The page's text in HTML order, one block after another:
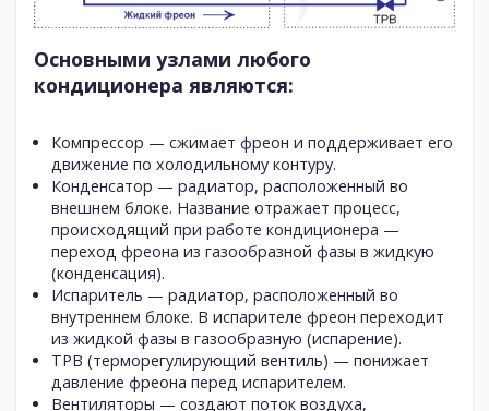
Основными узлами любого
кондиционера являются:
Компрессор — сжимает фреон и поддерживает его
движение по холодильному контуру.
Конденсатор — радиатор, расположенный во
внешнем блоке. Название отражает процесс,
происходящий при работе кондиционера —
переход фреона из газообразной фазы в жидкую
(конденсация).
Испаритель — радиатор, расположенный во
внутреннем блоке. В испарителе фреон переходит
из жидкой фазы в газообразную (испарение).
ТРВ (терморегулирующий вентиль) — понижает
давление фреона перед испарителем.
Вентиляторы — создают поток воздуха,